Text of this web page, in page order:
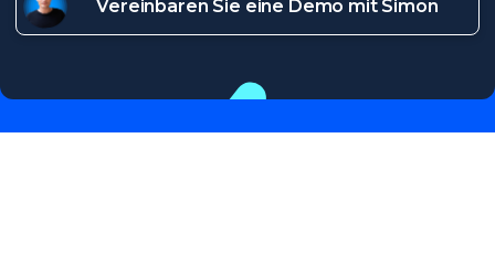
Vereinbaren Sie eine Demo mit Simon